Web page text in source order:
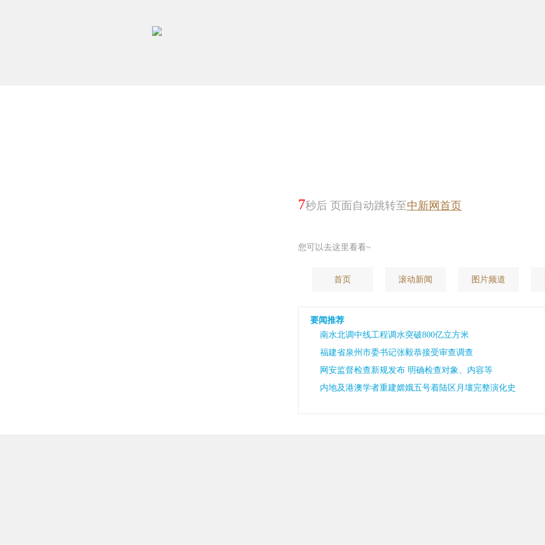
7秒后 页面自动跳转至中新网首页
您可以去这里看看~
首页 滚动新闻 图片频道
要闻推荐
南水北调中线工程调水突破800亿立方米
福建省泉州市委书记张毅恭接受审查调查
网安监督检查新规发布 明确检查对象、内容等
内地及港澳学者重建嫦娥五号着陆区月壤完整演化史